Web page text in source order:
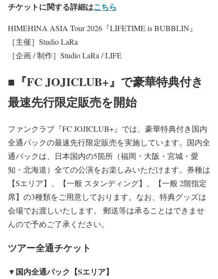
チケットに関する詳細はこちら
HIMEHINA ASIA Tour 2026『LIFETIME is BUBBLIN』
［主催］Studio LaRa
［企画 / 制作］Studio LaRa / LIFE
■『FC JOJICLUB+』で豪華特典付き
最速先行限定販売を開始
ファンクラブ『FC JOJICLUB+』では、豪華特典付き国内
全通パックの最速先行限定販売を実施しています。国内全
通パックは、日本国内の5箇所（福岡・大阪・宮城・愛
知・北海道）全ての公演をお楽しみいただけます。券種は
【Sエリア】、【一般 スタンディング】、【一般 2階指定
席】の3種類をご用意しております。なお、特典グッズは
会場でお渡しいたします。 郵送等は承ることはできませ
んので予めご了承ください。
ツアー全通チケット
▼国内全通パック【Sエリア】